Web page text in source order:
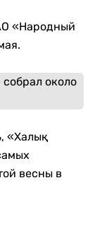
«Народный
«Халық
весны в